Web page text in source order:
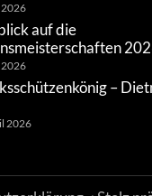
auf die
–
2026